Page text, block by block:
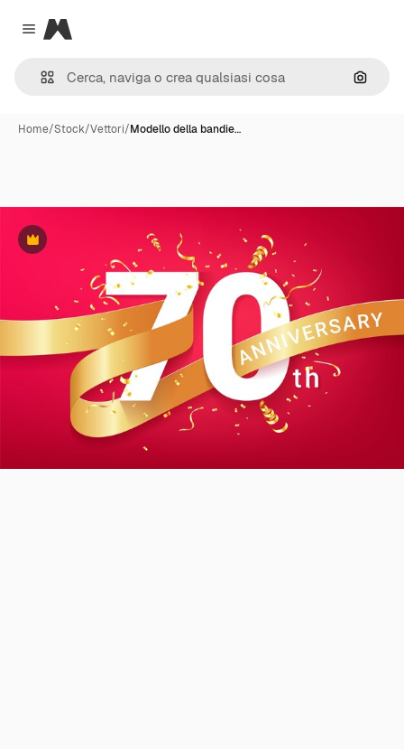
Close menu
Magnific
Cerca
Home/Stock/Vettori/Modello della bandie…
Premium